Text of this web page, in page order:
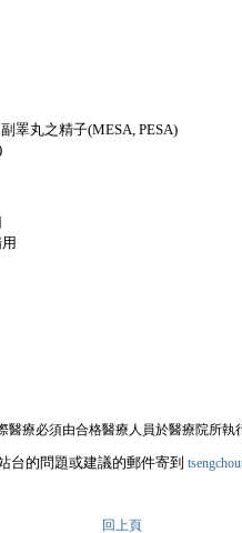
睪丸之精子(MESA, PESA)
醫療必須由合格醫療人員於醫療院所執
台的問題或建議的郵件寄到
回上頁